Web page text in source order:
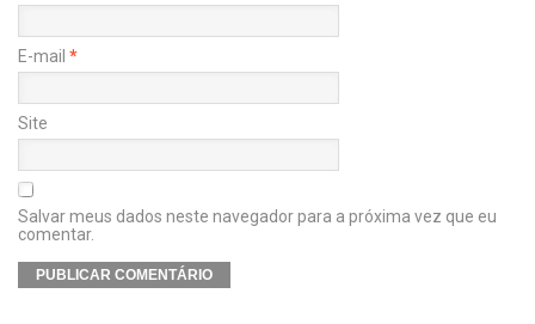
E-mail *
Site
Salvar meus dados neste navegador para a próxima vez que eu
comentar.